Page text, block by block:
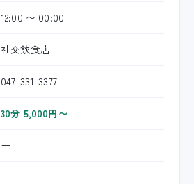
12:00 〜 00:00
社交飲食店
047-331-3377
30分 5,000円〜
ー